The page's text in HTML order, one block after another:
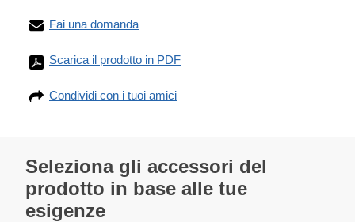
Fai una domanda
Scarica il prodotto in PDF
Condividi con i tuoi amici
Seleziona gli accessori del
prodotto in base alle tue
esigenze